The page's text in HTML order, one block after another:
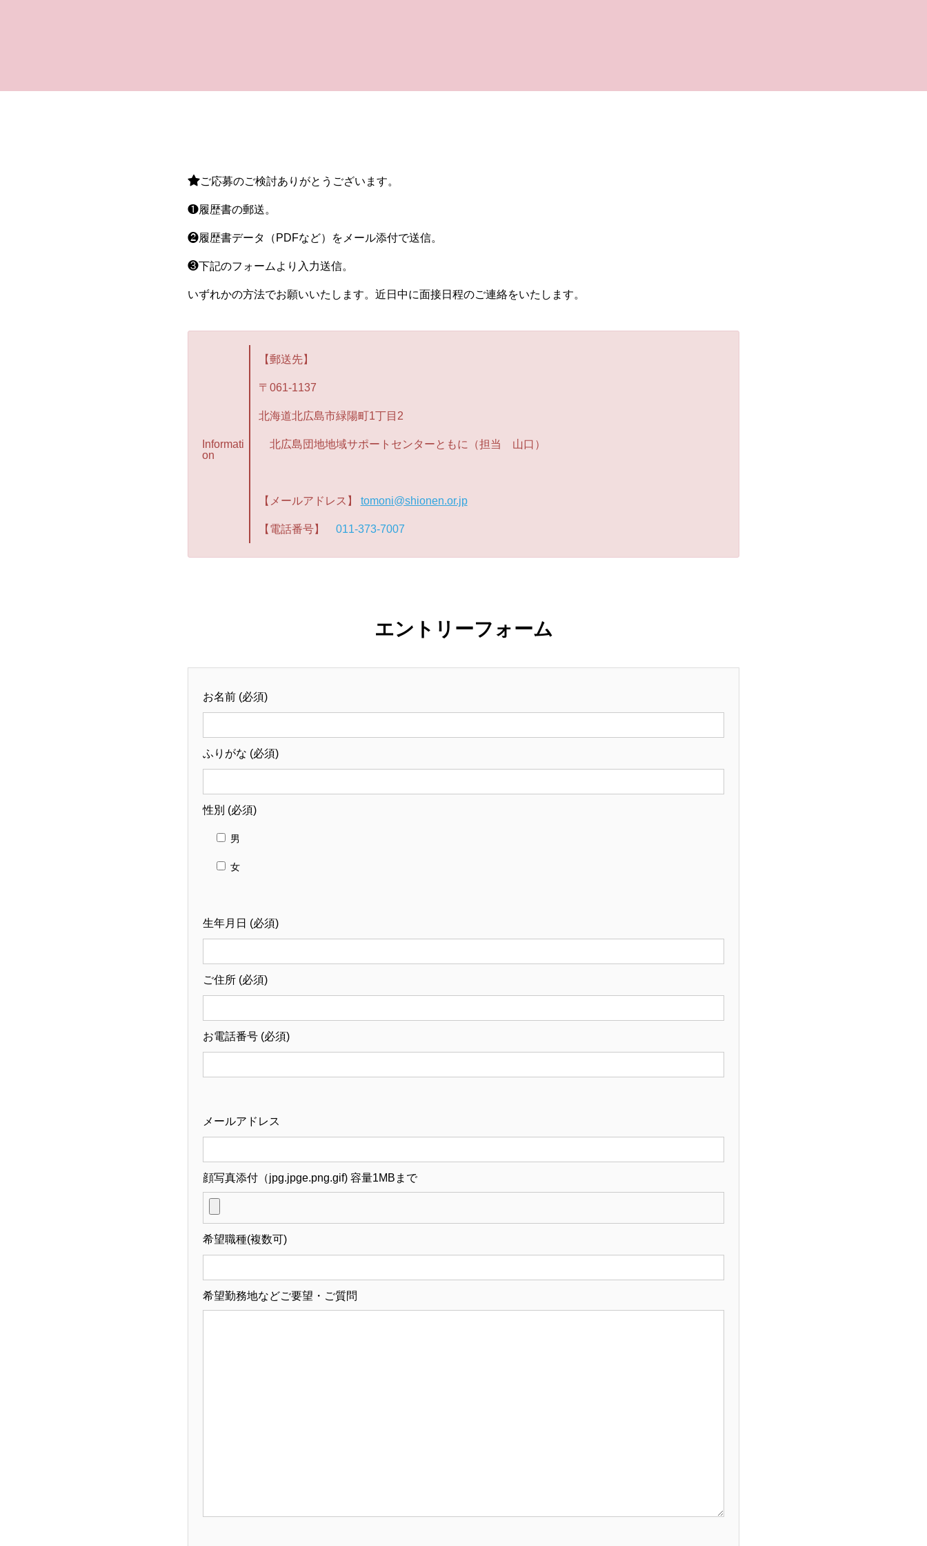
ご応募のご検討ありがとうございます。
❶履歴書の郵送。
❷履歴書データ（PDFなど）をメール添付で送信。
❸下記のフォームより入力送信。
いずれかの方法でお願いいたします。近日中に面接日程のご連絡をいたします。
Informati
on
【郵送先】
〒061-1137
北海道北広島市緑陽町1丁目2
北広島団地地域サポートセンターともに（担当 山口）
【メールアドレス】 tomoni@shionen.or.jp
【電話番号】 011-373-7007
エントリーフォーム
お名前 (必須)
ふりがな (必須)
性別 (必須)
男
女
生年月日 (必須)
ご住所 (必須)
お電話番号 (必須)
メールアドレス
顔写真添付（jpg.jpge.png.gif) 容量1MBまで
希望職種(複数可)
希望勤務地などご要望・ご質問